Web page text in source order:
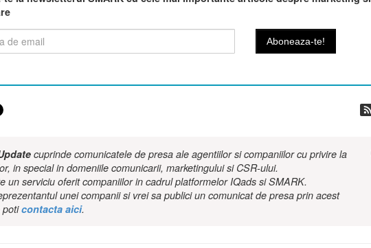
cuprinde comunicatele de presa ale agentiilor si companiilor cu privire la
in special in domeniile comunicarii, marketingului si CSR-ului.
un serviciu oferit companiilor in cadrul platformelor IQads si SMARK.
unei companii si vrei sa publici un comunicat de presa prin acest
poticontacta aici.